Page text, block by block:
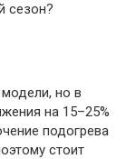
сезон?
но в
на 15–25%
подогрева
стоит